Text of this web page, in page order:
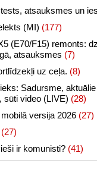
atsauksmes un
(MI) (177)
(E70/F15) remonts:
atsauksmes (7)
uz ceļa. (8)
Sadursme,
sūti video (LIVE) (28)
versija 2026 (27)
(27)
ir komunisti? (41)